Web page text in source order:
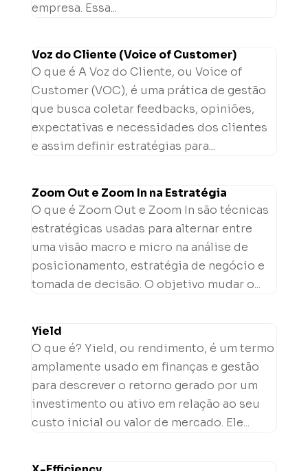
empresa. Essa...
Voz do Cliente (Voice of Customer)
O que é A Voz do Cliente, ou Voice of
Customer (VOC), é uma prática de gestão
que busca coletar feedbacks, opiniões,
expectativas e necessidades dos clientes
e assim definir estratégias para...
Zoom Out e Zoom In na Estratégia
O que é Zoom Out e Zoom In são técnicas
estratégicas usadas para alternar entre
uma visão macro e micro na análise de
posicionamento, estratégia de negócio e
tomada de decisão. O objetivo mudar o...
Yield
O que é? Yield, ou rendimento, é um termo
amplamente usado em finanças e gestão
para descrever o retorno gerado por um
investimento ou ativo em relação ao seu
custo inicial ou valor de mercado. Ele...